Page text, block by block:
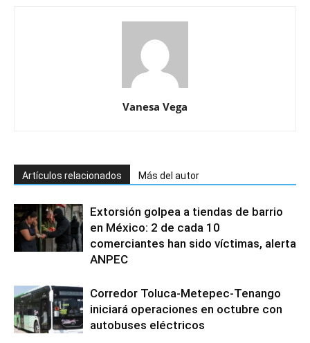
Vanesa Vega
Artículos relacionados Más del autor
Extorsión golpea a tiendas de barrio
en México: 2 de cada 10
comerciantes han sido víctimas, alerta
ANPEC
Corredor Toluca-Metepec-Tenango
iniciará operaciones en octubre con
autobuses eléctricos